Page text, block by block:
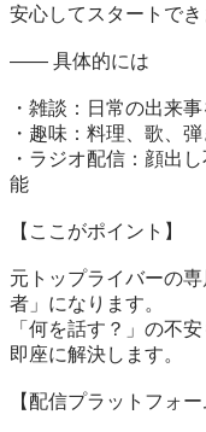
安心してスタートでき
—— 具体的には
・雑談：日常の出来
・趣味：料理、歌、
・ラジオ配信：顔出
能
【ここがポイント】
元トップライバーの
者」になります。
「何を話す？」の不
即座に解決します。
【配信プラットフォー